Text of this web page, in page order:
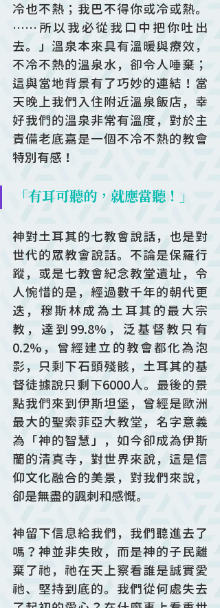
冷也不熱；我巴不得你或冷或熱。
……所以我必從我口中把你吐出
去。」溫泉本來具有溫暖與療效，
不冷不熱的溫泉水，卻令人唾棄；
這與當地背景有了巧妙的連結！當
天晚上我們入住附近溫泉飯店，幸
好我們的溫泉非常有溫度，對於主
責備老底嘉是一個不冷不熱的教會
特別有感！
「有耳可聽的，就應當聽！」
神對土耳其的七教會說話，也是對
世代的眾教會說話。不論是保羅行
蹤，或是七教會紀念教堂遺址，令
人惋惜的是，經過數千年的朝代更
迭，穆斯林成為土耳其的最大宗
教，達到99.8%，泛基督教只有
0.2%，曾經建立的教會都化為泡
影，只剩下石頭殘骸，土耳其的基
督徒據說只剩下6000人。最後的景
點我們來到伊斯坦堡，曾經是歐洲
最大的聖索菲亞大教堂，名字意義
為「神的智慧」，如今卻成為伊斯
蘭的清真寺，對世界來說，這是信
仰文化融合的美景，對我們來說，
卻是無盡的諷刺和感慨。
神留下信息給我們，我們聽進去了
嗎？神並非失敗，而是神的子民離
棄了祂，祂在天上察看誰是誠實愛
祂、堅持到底的。我們從何處失去